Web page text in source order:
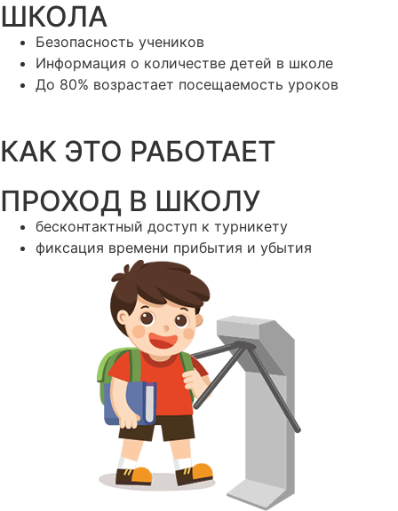
ШКОЛА
Безопасность учеников
Информация о количестве детей в школе
До 80% возрастает посещаемость уроков
КАК ЭТО РАБОТАЕТ
ПРОХОД В ШКОЛУ
бесконтактный доступ к турникету
фиксация времени прибытия и убытия